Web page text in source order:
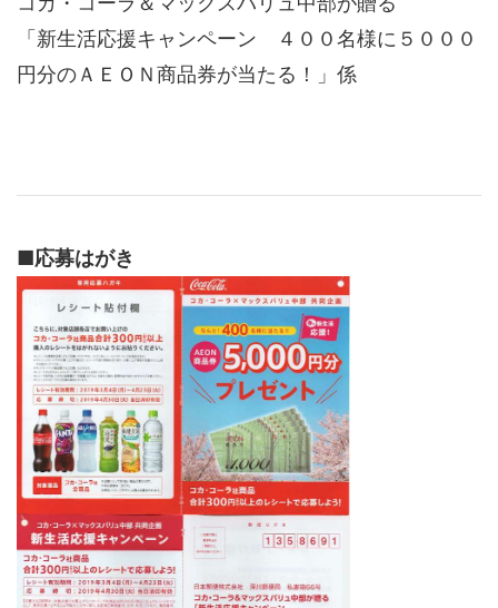
「新生活応援キャンペーン ４００名様に５０００
円分のＡＥＯＮ商品券が当たる！」係
■応募はがき